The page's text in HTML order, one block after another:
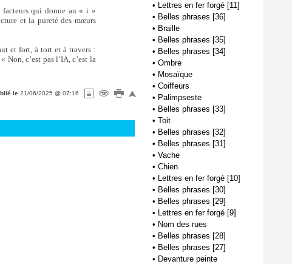
facteurs qui donne au « i »
et la pureté des mœurs
et fort, à tort et à travers :
Non, c’est pas l’IA, c’est la
le 21/06/2025 @ 07:16
• Lettres en fer forgé [11]
• Belles phrases [36]
• Braille
• Belles phrases [35]
• Belles phrases [34]
• Ombre
• Mosaïque
• Coiffeurs
• Palimpseste
• Belles phrases [33]
• Toit
• Belles phrases [32]
• Belles phrases [31]
• Vache
• Chien
• Lettres en fer forgé [10]
• Belles phrases [30]
• Belles phrases [29]
• Lettres en fer forgé [9]
• Nom des rues
• Belles phrases [28]
• Belles phrases [27]
• Devanture peinte